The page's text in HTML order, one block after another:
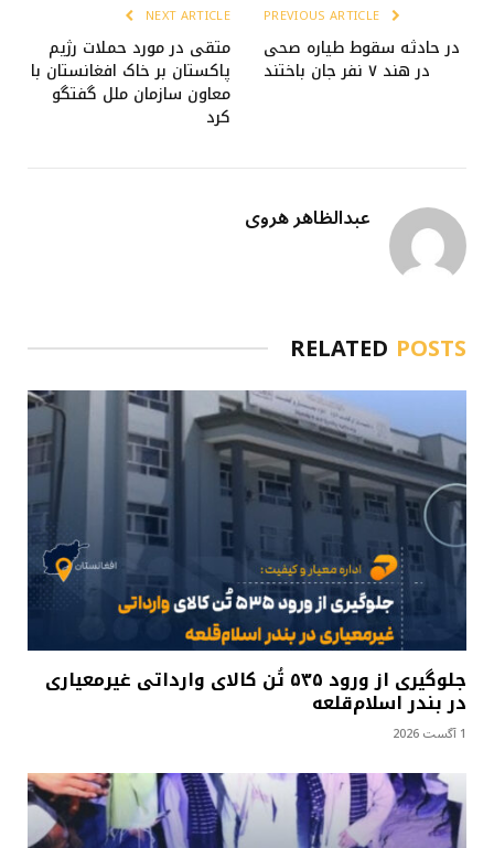
در حادثه سقوط طیاره صحی
در هند ۷ نفر جان باختند
NEXT ARTICLE
متقی در مورد حملات رژیم
پاکستان بر خاک افغانستان با
معاون سازمان ملل گفتگو
کرد
عبدالظاهر هروی
RELATED POSTS
جلوگیری از ورود ۵۳۵ تُن کالای وارداتی غیرمعیاری
در بندر اسلام‌قلعه
1 آگست 2026